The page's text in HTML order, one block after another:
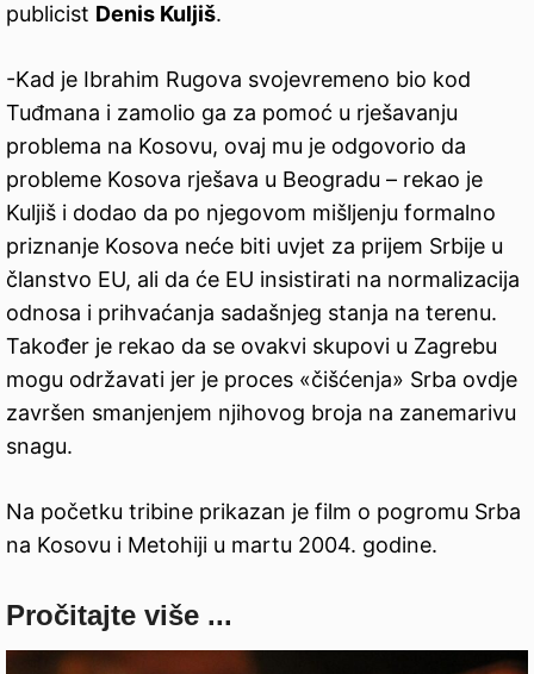
publicist Denis Kuljiš.
-Kad je Ibrahim Rugova svojevremeno bio kod
Tuđmana i zamolio ga za pomoć u rješavanju
problema na Kosovu, ovaj mu je odgovorio da
probleme Kosova rješava u Beogradu – rekao je
Kuljiš i dodao da po njegovom mišljenju formalno
priznanje Kosova neće biti uvjet za prijem Srbije u
članstvo EU, ali da će EU insistirati na normalizacija
odnosa i prihvaćanja sadašnjeg stanja na terenu.
Također je rekao da se ovakvi skupovi u Zagrebu
mogu održavati jer je proces «čišćenja» Srba ovdje
završen smanjenjem njihovog broja na zanemarivu
snagu.
Na početku tribine prikazan je film o pogromu Srba
na Kosovu i Metohiji u martu 2004. godine.
Pročitajte više ...